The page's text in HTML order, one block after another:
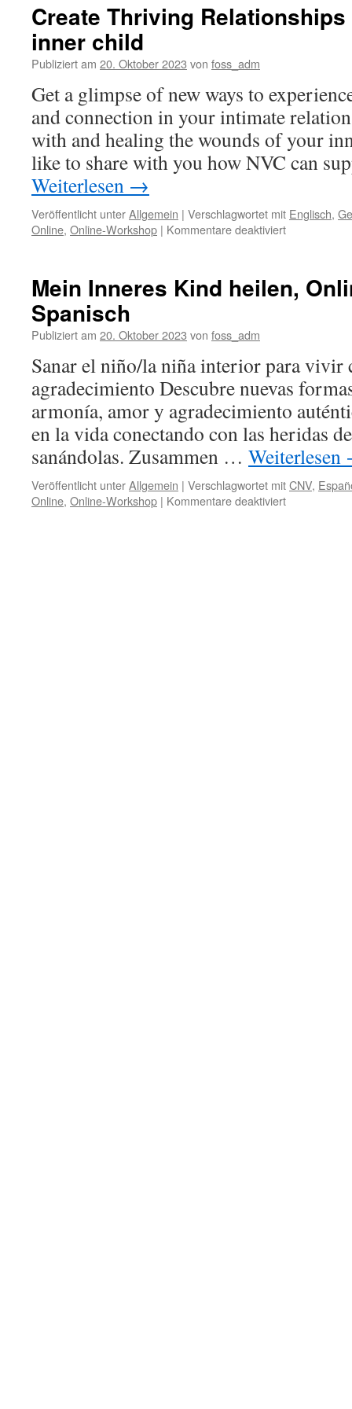
Create Thriving
inner child
Publiziert am 20. Oktober 2023 von foss_adm
Get a glimpse of new ways to
and connection in your intimate
with and healing the wounds of your
like to share with you how NVC can
Weiterlesen →
Veröffentlicht unterAllgemein | Verschlagwortet mit Englisch,
Online, Online-Workshop | Kommentare deaktiviertfür
by
Mein Inneres Kind heilen,
Spanisch
Publiziert am 20. Oktober 2023 von foss_adm
Sanar el niño/la niña interior para vivir
agradecimiento Descubre nuevas
armonía, amor y agradecimiento
en la vida conectando con las heridas
sanándolas. Zusammen … Weiterlesen
Veröffentlicht unterAllgemein | Verschlagwortet mitCNV,
Online, Online-Workshop | Kommentare deaktiviertfür